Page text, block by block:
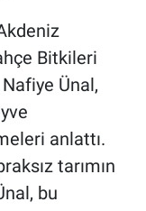
Bitkileri
Ünal,
anlattı.
tarımın
bu